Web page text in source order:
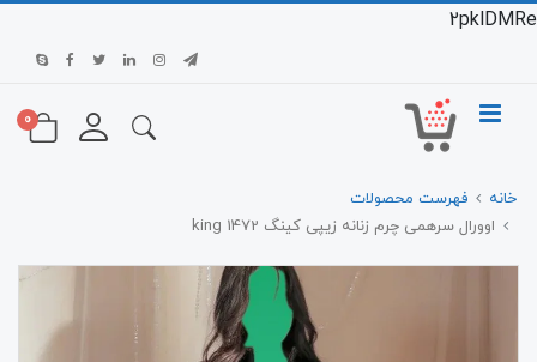
2pklDMRe
0
خانه
فهرست محصولات
اوورال سرهمی چرم زنانه زیپی کینگ 1472 king